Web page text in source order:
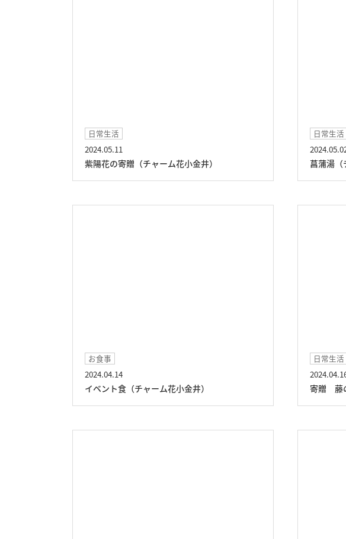
日常生活
2024.05.11
紫陽花の寄贈（チャーム花小金井）
日常生活
菖蒲湯（
お食事
2024.04.14
イベント食（チャーム花小金井）
日常生活
寄贈 藤